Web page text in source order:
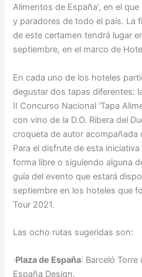
Alimentos de España’, en el
y paradores de todo el país. La
de este certamen tendrá lugar
septiembre, en el marco de
En cada uno de los hoteles
degustar dos tapas diferentes:
II Concurso Nacional ‘Tapa
con vino de la D.O. Ribera del
croqueta de autor acompañada
Para el disfrute de esta
forma libre o siguiendo alguna
guía del evento que estará
septiembre en los hoteles que
Tour 2021.
Las ocho rutas sugeridas son:
·Plaza de España: Barceló Torre
España Design.